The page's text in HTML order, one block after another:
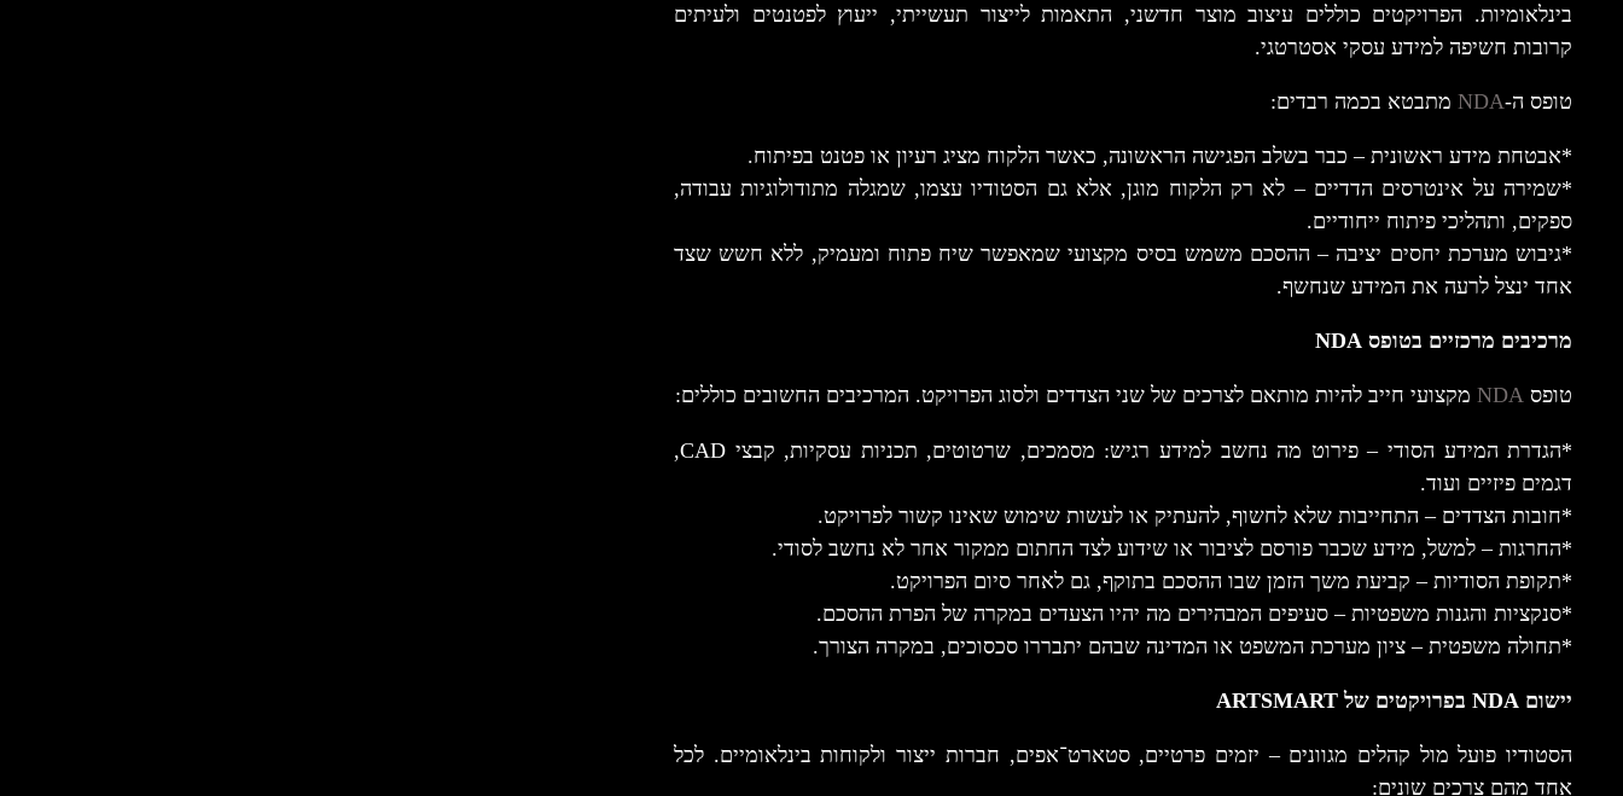
בינלאומיות. הפרויקטים כוללים עיצוב מוצר חדשני, התאמות לייצור תעשייתי, ייעוץ לפטנטים ולעיתים
קרובות חשיפה למידע עסקי אסטרטגי.
טופס ה-NDAמתבטא בכמה רבדים:
*אבטחת מידע ראשונית – כבר בשלב הפגישה הראשונה, כאשר הלקוח מציג רעיון או פטנט בפיתוח.
*שמירה על אינטרסים הדדיים – לא רק הלקוח מוגן, אלא גם הסטודיו עצמו, שמגלה מתודולוגיות עבודה,
ספקים, ותהליכי פיתוח ייחודיים.
*גיבוש מערכת יחסים יציבה – ההסכם משמש בסיס מקצועי שמאפשר שיח פתוח ומעמיק, ללא חשש שצד
אחד ינצל לרעה את המידע שנחשף.
מרכיבים מרכזיים בטופס NDA
טופס NDAמקצועי חייב להיות מותאם לצרכים של שני הצדדים ולסוג הפרויקט. המרכיבים החשובים כוללים:
*הגדרת המידע הסודי – פירוט מה נחשב למידע רגיש: מסמכים, שרטוטים, תכניות עסקיות, קבצי CAD,
דגמים פיזיים ועוד.
*חובות הצדדים – התחייבות שלא לחשוף, להעתיק או לעשות שימוש שאינו קשור לפרויקט.
*החרגות – למשל, מידע שכבר פורסם לציבור או שידוע לצד החתום ממקור אחר לא נחשב לסודי.
*תקופת הסודיות – קביעת משך הזמן שבו ההסכם בתוקף, גם לאחר סיום הפרויקט.
*סנקציות והגנות משפטיות – סעיפים המבהירים מה יהיו הצעדים במקרה של הפרת ההסכם.
*תחולה משפטית – ציון מערכת המשפט או המדינה שבהם יתבררו סכסוכים, במקרה הצורך.
יישום NDA בפרויקטים של ARTSMART
הסטודיו פועל מול קהלים מגוונים – יזמים פרטיים, סטארט־אפים, חברות ייצור ולקוחות בינלאומיים. לכל
אחד מהם צרכים שונים: